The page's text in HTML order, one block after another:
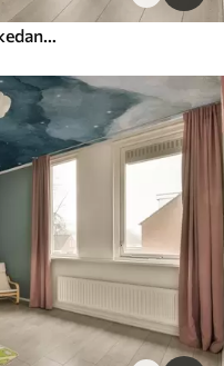
Fisk, der hvirvler i et boblebad, fiskedans, akvarel, haj, abstrakt komposition, minimalisme, blå, grøn farve